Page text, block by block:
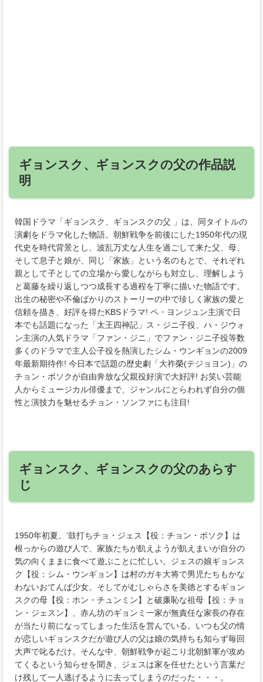
ギョンスク、ギョンスクの父の作品説
明
韓国ドラマ「ギョンスク、ギョンスクの父 」は、同タイトルの
演劇をドラマ化した物語。朝鮮戦争を前後にした1950年代の現
代史を時代背景とし、波乱万丈な人生を過ごして来た父、母、
そして息子と娘が、同じ「家族」という名のもとで、それぞれ
親として子としての立場から愛しながらも対立し、理解しよう
と葛藤を繰り返しつつ成長する過程を丁寧に描いた物語です。
出生の秘密や不倫ばかりのストーリーの中で珍しく家族の愛と
信頼を描き、好評を得たKBSドラマ! ペ・ヨンジュン主演で日
本でも話題になった「太王四神記」ス・ジニ子役、ハ・ジウォ
ン主演の人気ドラマ「ファン・ジニ」でファン・ジニ子役等数
多くのドラマで主人公子役を熱演したシム・ウンギョンの2009
年最新期待作! 今日本で話題の歴史劇「大祚榮(テジョヨン)」の
チョン・ボソクが自由奔放な父親役好演で大好評! お笑い芸能
人からミュージカル俳優まで、ジャンルにとらわれず自分の個
性と演技力を魅せるチョン・ソンファにも注目!
ギョンスク、ギョンスクの父のあらす
じ
1950年初夏。‘鼓打ちチョ・ジェス【役：チョン・ボソク】は
根っからの遊び人で、家族たちが飢えようが飢えまいが自分の
気の向くままに食べて遊ぶことに忙しい。ジェスの娘ギョンス
ク【役：シム・ウンギョン】は村のガキ大将で男児たちもかな
わないおてんば少女。そしてがむしゃらさを美徳とするギョン
スクの母【役：ホン・チュンミン】と破廉恥な祖母【役：チョ
ン・ジェスン】、赤ん坊のギョンミ一家が無責任な家長の存在
が当たり前になってしまった生活を営んでいる。いつも父の情
が恋しいギョンスクだが遊び人の父は娘の気持ちも知らず毎回
大声で叱るだけ。そんな中、朝鮮戦争が起こり北朝鮮軍が攻め
てくるという知らせを聞き、ジェスは家を任せたという言葉だ
け残して一人逃げるように去ってしまうのだった・・・。